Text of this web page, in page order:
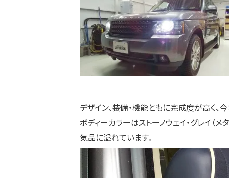
デザイン、装備・機能ともに完成度が高く、
ボディーカラーはストーノウェイ・グレイ（
気品に溢れています。